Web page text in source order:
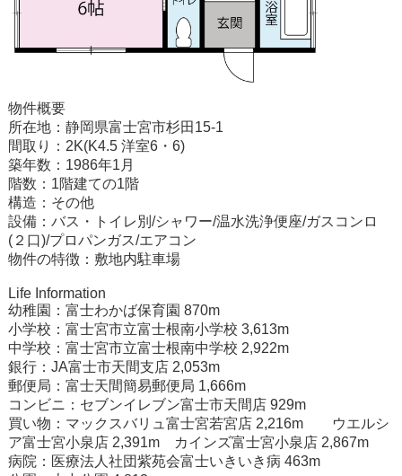
物件概要
所在地：静岡県富士宮市杉田15-1
間取り：2K(K4.5 洋室6・6)
築年数：1986年1月
階数：1階建ての1階
構造：その他
設備：バス・トイレ別/シャワー/温水洗浄便座/ガスコンロ
(２口)/プロパンガス/エアコン
物件の特徴：敷地内駐車場
Life Information
幼稚園：富士わかば保育園 870m
小学校：富士宮市立富士根南小学校 3,613m
中学校：富士宮市立富士根南中学校 2,922m
銀行：JA富士市天間支店 2,053m
郵便局：富士天間簡易郵便局 1,666m
コンビニ：セブンイレブン富士市天間店 929m
買い物：マックスバリュ富士宮若宮店 2,216m ウエルシ
ア富士宮小泉店 2,391m カインズ富士宮小泉店 2,867m
病院：医療法人社団紫苑会富士いきいき病 463m